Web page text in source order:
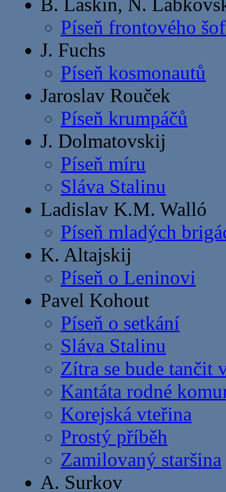
Píseň frontového
J. Fuchs
Píseň kosmonautů
Jaroslav Rouček
Píseň krumpáčů
J. Dolmatovskij
Píseň míru
Sláva Stalinu
Ladislav K.M. Walló
Píseň mladých
K. Altajskij
Píseň o Leninovi
Pavel Kohout
Píseň o setkání
Sláva Stalinu
Zítra se bude tančit
Kantáta rodné
Korejská vteřina
Prostý příběh
Zamilovaný staršina
A. Surkov